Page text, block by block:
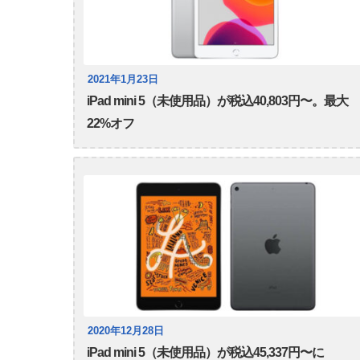
2021年1月23日
iPad mini 5（未使用品）が税込40,803円〜。最大
22%オフ
2020年12月28日
iPad mini 5（未使用品）が税込45,337円〜に